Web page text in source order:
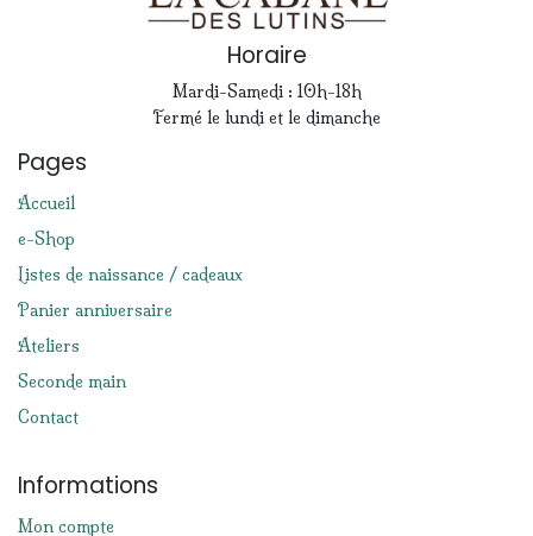
Horaire
Mardi-Samedi : 10h-18h
Fermé le lundi et le dimanche
Pages
Accueil
e-Shop
Listes de naissance / cadeaux
Panier anniversaire
Ateliers
Seconde main
Contact
Informations
Mon compte